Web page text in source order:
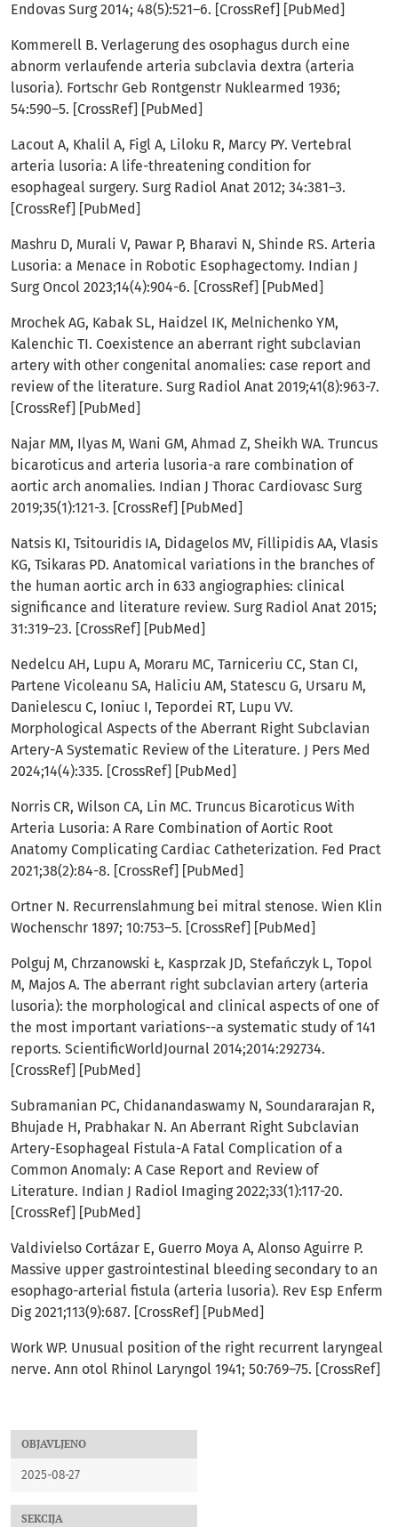
OBJAVLJENO
2025-08-27
SEKCIJA
Endovas Surg 2014; 48(5):521–6. [CrossRef] [PubMed]
Kommerell B. Verlagerung des osophagus durch eine
abnorm verlaufende arteria subclavia dextra (arteria
lusoria). Fortschr Geb Rontgenstr Nuklearmed 1936;
54:590–5. [CrossRef] [PubMed]
Lacout A, Khalil A, Figl A, Liloku R, Marcy PY. Vertebral
arteria lusoria: A life-threatening condition for
esophageal surgery. Surg Radiol Anat 2012; 34:381–3.
[CrossRef] [PubMed]
Mashru D, Murali V, Pawar P, Bharavi N, Shinde RS. Arteria
Lusoria: a Menace in Robotic Esophagectomy. Indian J
Surg Oncol 2023;14(4):904-6. [CrossRef] [PubMed]
Mrochek AG, Kabak SL, Haidzel IK, Melnichenko YM,
Kalenchic TI. Coexistence an aberrant right subclavian
artery with other congenital anomalies: case report and
review of the literature. Surg Radiol Anat 2019;41(8):963-7.
[CrossRef] [PubMed]
Najar MM, Ilyas M, Wani GM, Ahmad Z, Sheikh WA. Truncus
bicaroticus and arteria lusoria-a rare combination of
aortic arch anomalies. Indian J Thorac Cardiovasc Surg
2019;35(1):121-3. [CrossRef] [PubMed]
Natsis KI, Tsitouridis IA, Didagelos MV, Fillipidis AA, Vlasis
KG, Tsikaras PD. Anatomical variations in the branches of
the human aortic arch in 633 angiographies: clinical
significance and literature review. Surg Radiol Anat 2015;
31:319–23. [CrossRef] [PubMed]
Nedelcu AH, Lupu A, Moraru MC, Tarniceriu CC, Stan CI,
Partene Vicoleanu SA, Haliciu AM, Statescu G, Ursaru M,
Danielescu C, Ioniuc I, Tepordei RT, Lupu VV.
Morphological Aspects of the Aberrant Right Subclavian
Artery-A Systematic Review of the Literature. J Pers Med
2024;14(4):335. [CrossRef] [PubMed]
Norris CR, Wilson CA, Lin MC. Truncus Bicaroticus With
Arteria Lusoria: A Rare Combination of Aortic Root
Anatomy Complicating Cardiac Catheterization. Fed Pract
2021;38(2):84-8. [CrossRef] [PubMed]
Ortner N. Recurrenslahmung bei mitral stenose. Wien Klin
Wochenschr 1897; 10:753–5. [CrossRef] [PubMed]
Polguj M, Chrzanowski Ł, Kasprzak JD, Stefańczyk L, Topol
M, Majos A. The aberrant right subclavian artery (arteria
lusoria): the morphological and clinical aspects of one of
the most important variations--a systematic study of 141
reports. ScientificWorldJournal 2014;2014:292734.
[CrossRef] [PubMed]
Subramanian PC, Chidanandaswamy N, Soundararajan R,
Bhujade H, Prabhakar N. An Aberrant Right Subclavian
Artery-Esophageal Fistula-A Fatal Complication of a
Common Anomaly: A Case Report and Review of
Literature. Indian J Radiol Imaging 2022;33(1):117-20.
[CrossRef] [PubMed]
Valdivielso Cortázar E, Guerro Moya A, Alonso Aguirre P.
Massive upper gastrointestinal bleeding secondary to an
esophago-arterial fistula (arteria lusoria). Rev Esp Enferm
Dig 2021;113(9):687. [CrossRef] [PubMed]
Work WP. Unusual position of the right recurrent laryngeal
nerve. Ann otol Rhinol Laryngol 1941; 50:769–75. [CrossRef]